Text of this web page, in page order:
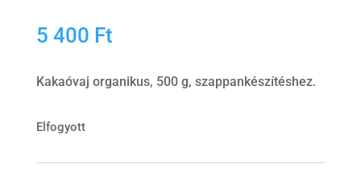
5 400 Ft
Kakaóvaj organikus, 500 g, szappankészítéshez.
Elfogyott